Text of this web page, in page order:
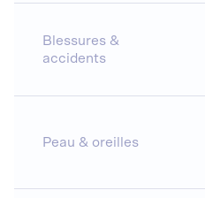
Blessures &
accidents
Peau & oreilles